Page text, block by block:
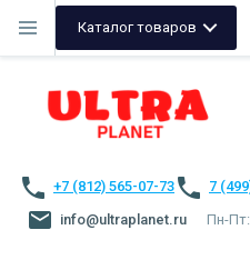
Каталог товаров
+7 (812) 565-07-73
7
info@ultraplanet.ru
Пн-